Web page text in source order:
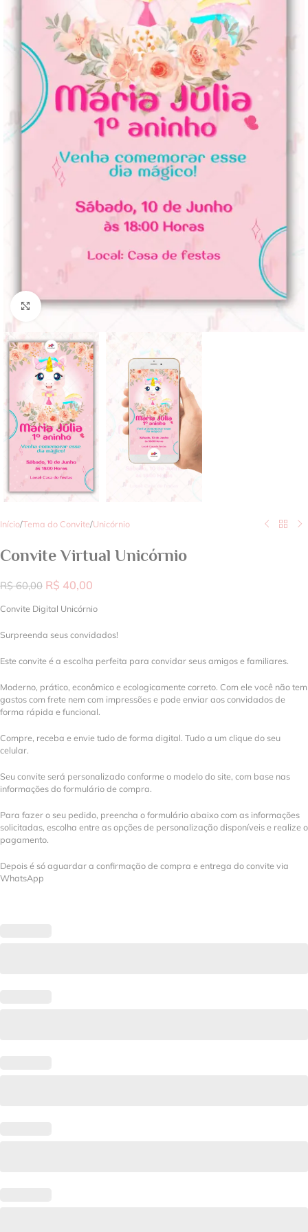
Clique para ampliar
Início/Tema do Convite/Unicórnio
Convite Virtual Unicórnio
R$60,00 R$ 40,00
Convite Digital Unicórnio
Surpreenda seus convidados!
Este convite é a escolha perfeita para convidar seus amigos e familiares.
Moderno, prático, econômico e ecologicamente correto. Com ele você não tem
gastos com frete nem com impressões e pode enviar aos convidados de
forma rápida e funcional.
Compre, receba e envie tudo de forma digital. Tudo a um clique do seu
celular.
Seu convite será personalizado conforme o modelo do site, com base nas
informações do formulário de compra.
Para fazer o seu pedido, preencha o formulário abaixo com as informações
solicitadas, escolha entre as opções de personalização disponíveis e realize o
pagamento.
Depois é só aguardar a confirmação de compra e entrega do convite via
WhatsApp